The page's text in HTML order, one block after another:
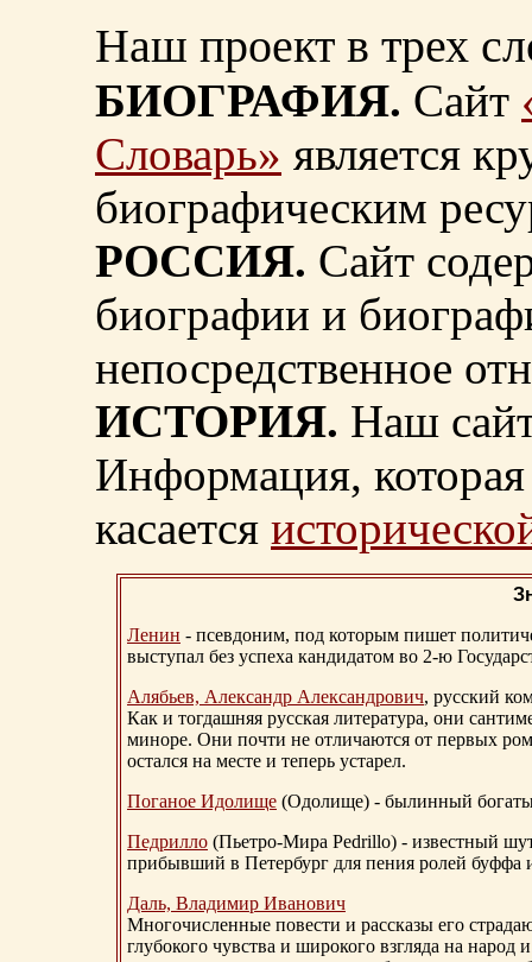
Наш проект в трех
БИОГРАФИЯ. Сайт
Словарь» является
биографическим
РОССИЯ. Сайт
биографии и
непосредственное
ИСТОРИЯ. Наш
Информация, которая
касается
Ленин - псевдоним, под которым пишет
выступал без успеха кандидатом во 2-ю
Алябьев, Александр Александрович, русский
Как и тогдашняя русская литература, они
миноре. Они почти не отличаются от первых
остался на месте и теперь устарел.
Поганое Идолище (Одолище) - былинный
Педрилло (Пьетро-Мира Pedrillo) - известный
прибывший в Петербург для пения ролей буффа
Даль, Владимир Иванович
Многочисленные повести и рассказы его
глубокого чувства и широкого взгляда на